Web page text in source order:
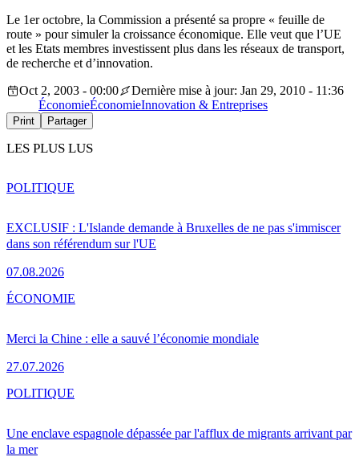
Le 1er octobre, la Commission a présenté sa propre « feuille de
route » pour simuler la croissance économique. Elle veut que l’UE
et les Etats membres investissent plus dans les réseaux de transport,
de recherche et d’innovation.
Oct 2, 2003 - 00:00
Dernière mise à jour: Jan 29, 2010 - 11:36
ÉconomieÉconomieInnovation & Entreprises
Print Partager
LES PLUS LUS
EXCLUSIF : L'Islande demande à Bruxelles de ne pas s'immiscer
dans son référendum sur l'UE
07.08.2026
POLITIQUE
Merci la Chine : elle a sauvé l’économie mondiale
27.07.2026
ÉCONOMIE
Une enclave espagnole dépassée par l'afflux de migrants arrivant par
la mer
POLITIQUE